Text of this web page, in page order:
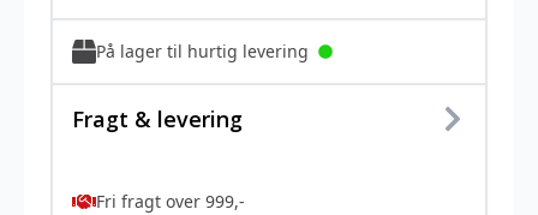
På lager til hurtig levering
Fragt & levering
Fri fragt over 999,-